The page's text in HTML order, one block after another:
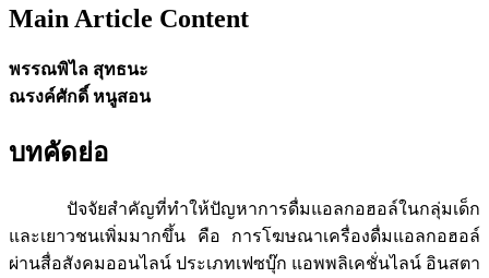
Main Article Content
พรรณพิไล สุทธนะ
ณรงค์ศักดิ์ หนูสอน
บทคัดย่อ
ปัจจัยสำคัญที่ทำให้ปัญหาการดื่มแอลกอฮอล์ในกลุ่มเด็ก
และเยาวชนเพิ่มมากขึ้น คือ การโฆษณาเครื่องดื่มแอลกอฮอล์
ผ่านสื่อสังคมออนไลน์ ประเภทเฟซบุ๊ก แอพพลิเคชั่นไลน์ อินสตา